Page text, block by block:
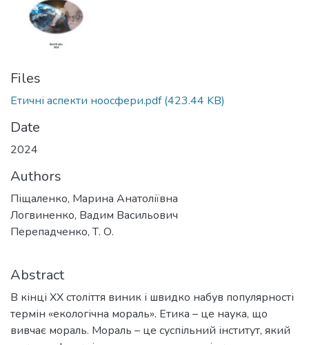
Files
Етичні аспекти ноосфери.pdf(423.44 KB)
Date
2024
Authors
Піщаленко, Марина Анатоліївна
Логвиненко, Вадим Васильович
Перепадченко, Т. О.
Abstract
В кінці ХХ століття виник і швидко набув популярності
термін «екологічна мораль». Етика – це наука, що
вивчає мораль. Мораль – це суспільний інститут, який